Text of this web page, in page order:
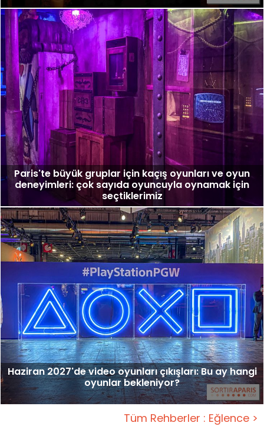
Paris'te büyük gruplar için kaçış oyunları ve oyun
deneyimleri: çok sayıda oyuncuyla oynamak için
seçtiklerimiz
Haziran 2027'de video oyunları çıkışları: Bu ay hangi
oyunlar bekleniyor?
Tüm Rehberler : Eğlence >